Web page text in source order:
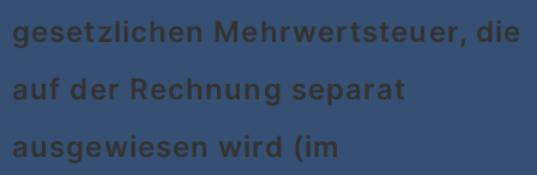
gesetzlichen Mehrwertsteuer, die
auf der Rechnung separat
ausgewiesen wird (im